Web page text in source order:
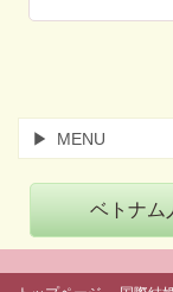
MENU
ベトナム